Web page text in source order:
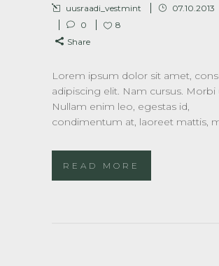
uusraadi_vestmint
07.10.2013
0
8
Share
Lorem ipsum dolor sit amet,
adipiscing elit. Nam cursus. Morbi
Nullam enim leo, egestas id,
condimentum at, laoreet mattis,
READ MORE